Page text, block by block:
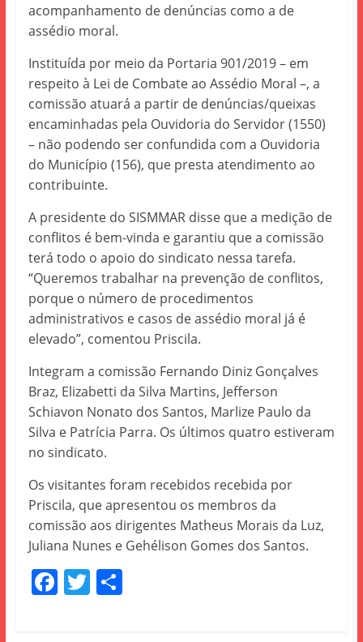
acompanhamento de denúncias como a de
assédio moral.
Instituída por meio da Portaria 901/2019 – em
respeito à Lei de Combate ao Assédio Moral –, a
comissão atuará a partir de denúncias/queixas
encaminhadas pela Ouvidoria do Servidor (1550)
– não podendo ser confundida com a Ouvidoria
do Município (156), que presta atendimento ao
contribuinte.
A presidente do SISMMAR disse que a medição de
conflitos é bem-vinda e garantiu que a comissão
terá todo o apoio do sindicato nessa tarefa.
“Queremos trabalhar na prevenção de conflitos,
porque o número de procedimentos
administrativos e casos de assédio moral já é
elevado”, comentou Priscila.
Integram a comissão Fernando Diniz Gonçalves
Braz, Elizabetti da Silva Martins, Jefferson
Schiavon Nonato dos Santos, Marlize Paulo da
Silva e Patrícia Parra. Os últimos quatro estiveram
no sindicato.
Os visitantes foram recebidos recebida por
Priscila, que apresentou os membros da
comissão aos dirigentes Matheus Morais da Luz,
Juliana Nunes e Gehélison Gomes dos Santos.
F
a
T
w
S